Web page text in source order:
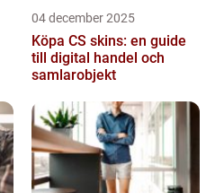
04 december 2025
Köpa CS skins: en guide
till digital handel och
samlarobjekt